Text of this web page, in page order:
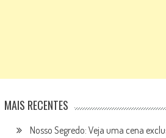
MAIS RECENTES
Nosso Segredo: Veja uma cena